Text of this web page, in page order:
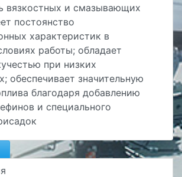
вязкостных и смазывающих
постоянство
характеристик в
работы; обладает
при низких
обеспечивает значительную
благодаря добавлению
и специального